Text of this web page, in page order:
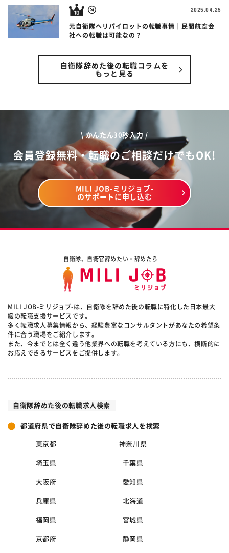
2025.04.25
元自衛隊ヘリパイロットの転職事情｜民間航空会
社への転職は可能なの？
自衛隊辞めた後の転職コラムを
もっと見る
\ かんたん30秒入力 /
会員登録無料・転職のご相談だけでもOK!
MILI JOB-ミリジョブ-
のサポートに申し込む
自衛隊、自衛官辞めたい・辞めたら
MILI JOB-ミリジョブ-は、自衛隊を辞めた後の転職に特化した日本最大
級の転職支援サービスです。
多く転職求人募集情報から、経験豊富なコンサルタントがあなたの希望条
件に合う職場をご紹介します。
また、今までとは全く違う他業界への転職を考えている方にも、横断的に
お応えできるサービスをご提供します。
自衛隊辞めた後の転職求人検索
都道府県で自衛隊辞めた後の転職求人を検索
東京都 神奈川県
埼玉県 千葉県
大阪府 愛知県
兵庫県 北海道
福岡県 宮城県
京都府 静岡県